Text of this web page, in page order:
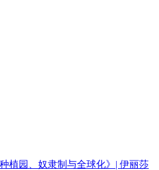
植园、奴隶制与全球化》| 伊丽莎